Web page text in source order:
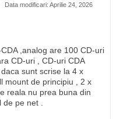
Data modificari: Aprilie 24, 2026
,analog are 100 CD-uri
CD-uri , CD-uri CDA
sunt scrise la 4 x
mount de principiu , 2 x
reala nu prea buna din
pe net .